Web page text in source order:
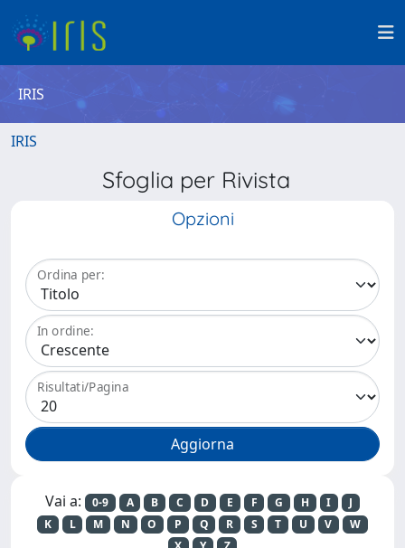
IRIS
IRIS
Sfoglia per Rivista
Opzioni
Ordina per:
In ordine:
Risultati/Pagina
Vai a: 0-9 A B C D E F G H I
J
K
L M N O P Q R S T U V
W